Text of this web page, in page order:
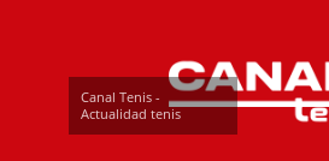
Canal Tenis -
Actualidad tenis